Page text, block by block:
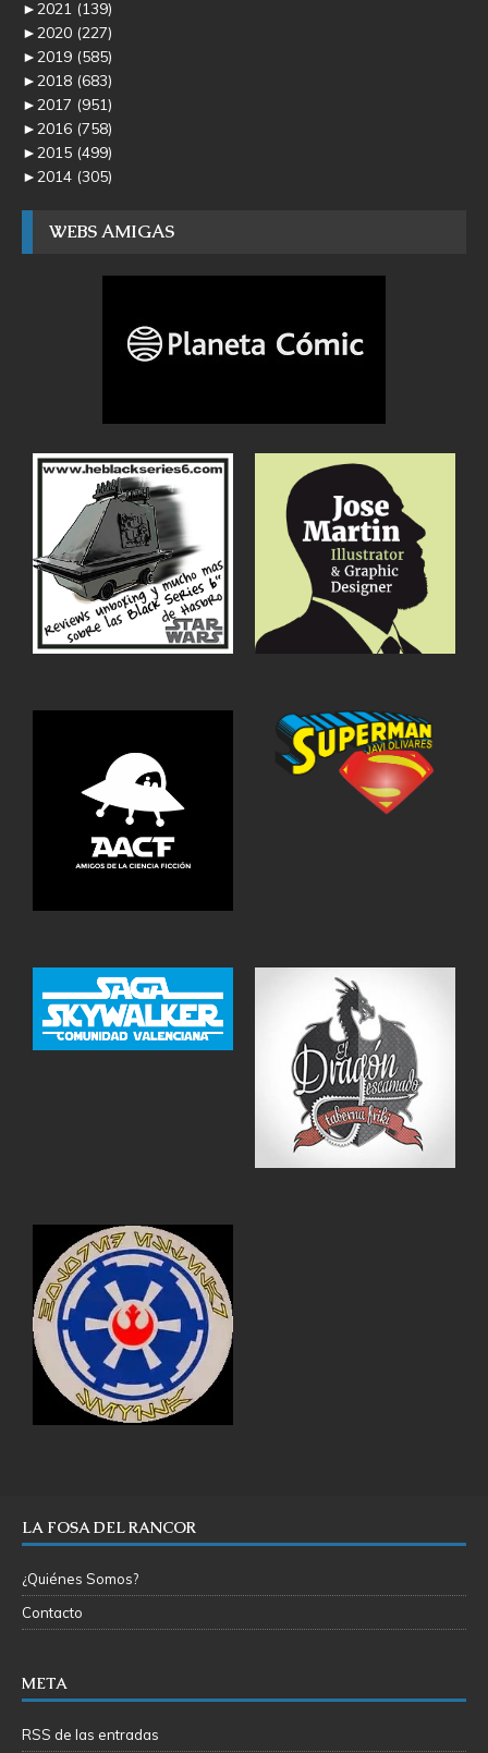
►2021 (139)
►2020 (227)
►2019 (585)
►2018 (683)
►2017 (951)
►2016 (758)
►2015 (499)
►2014 (305)
WEBS AMIGAS
LA FOSA DEL RANCOR
¿Quiénes Somos?
Contacto
META
RSS de las entradas